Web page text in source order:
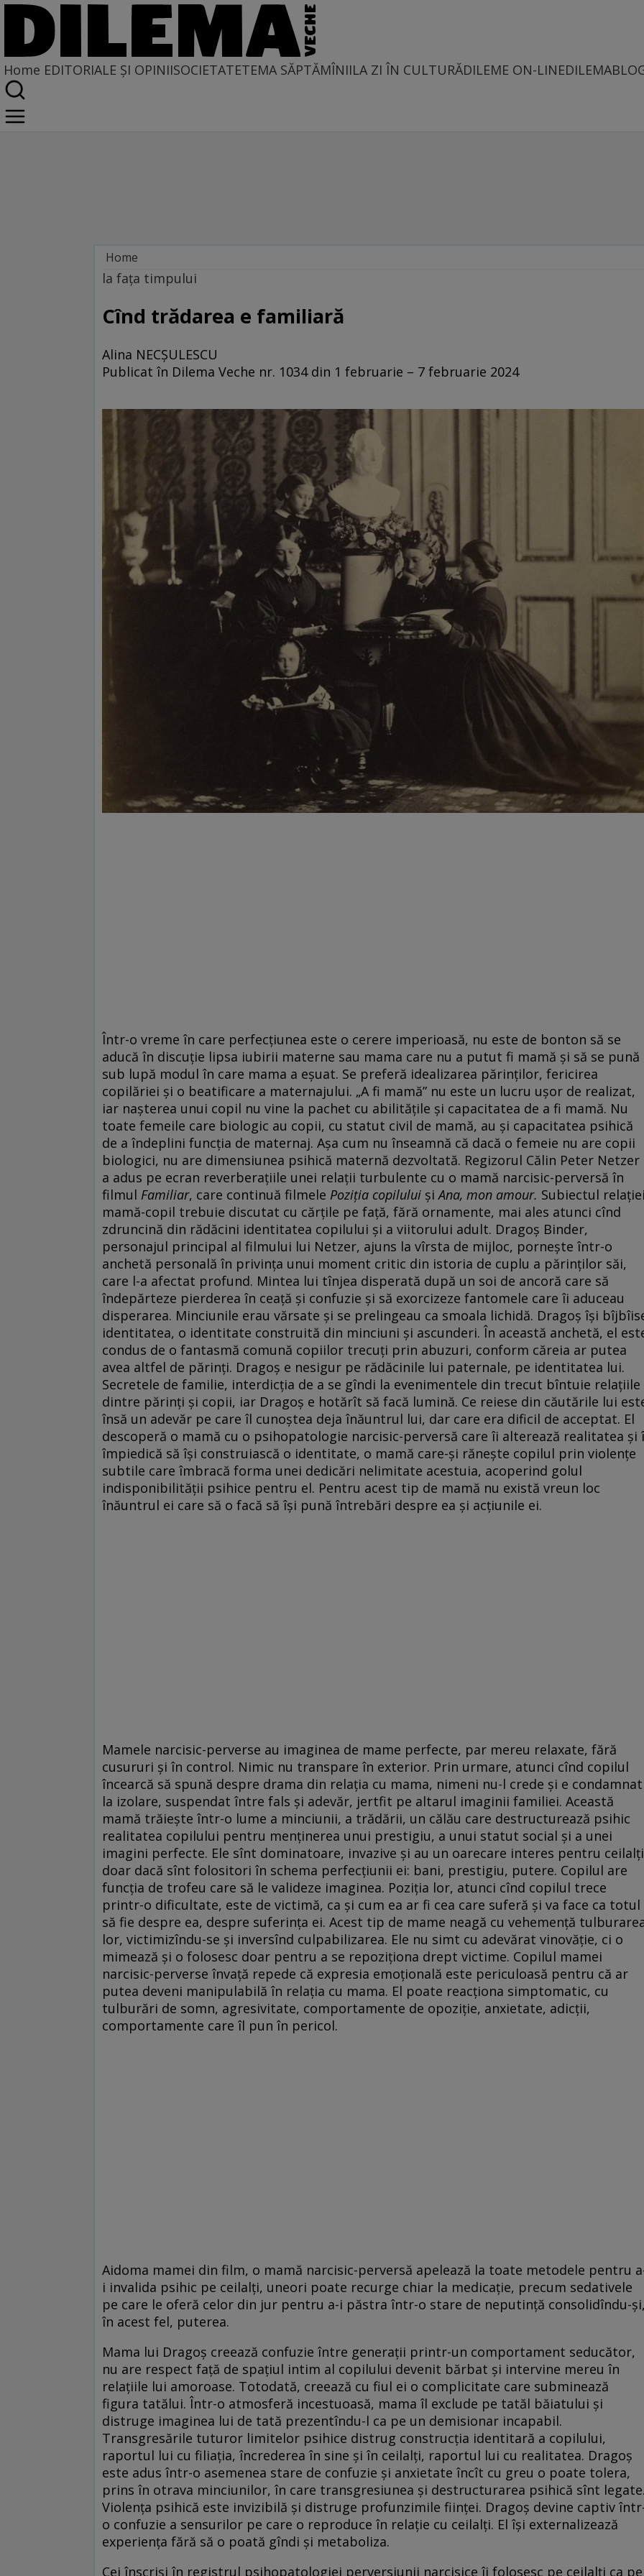
Home EDITORIALE ȘI OPINIISOCIETATETEMA SĂPTĂMÎNIILA ZI ÎN CULTURĂDILEME ON-LINE
Home
La fața timpului
la fața timpului
Cînd trădarea e familiară
Alina NECȘULESCU
Publicat în Dilema Veche nr. 1034 din 1 februarie – 7 februarie 2024
Într-o vreme în care perfecțiunea este o cerere imperioasă, nu este de bonton să se
aducă în discuție lipsa iubirii materne sau mama care nu a putut fi mamă și să se pună
sub lupă modul în care mama a eșuat. Se preferă idealizarea părinților, fericirea
copilăriei și o beatificare a maternajului. „A fi mamă” nu este un lucru ușor de realizat,
iar nașterea unui copil nu vine la pachet cu abilitățile și capacitatea de a fi mamă. Nu
toate femeile care biologic au copii, cu statut civil de mamă, au și capacitatea psihică
de a îndeplini funcția de maternaj. Așa cum nu înseamnă că dacă o femeie nu are copii
biologici, nu are dimensiunea psihică maternă dezvoltată. Regizorul Călin Peter Netzer
a adus pe ecran reverberațiile unei relații turbulente cu o mamă narcisic-perversă în
filmul Familiar, care continuă filmele Poziția copilului șiAna, mon amour. Subiectul
mamă-copil trebuie discutat cu cărțile pe față, fără ornamente, mai ales atunci cînd
zdruncină din rădăcini identitatea copilului și a viitorului adult. Dragoș Binder,
personajul principal al filmului lui Netzer, ajuns la vîrsta de mijloc, pornește într-o
anchetă personală în privința unui moment critic din istoria de cuplu a părinților săi,
care l-a afectat profund. Mintea lui tînjea disperată după un soi de ancoră care să
îndepărteze pierderea în ceață și confuzie și să exorcizeze fantomele care îi aduceau
disperarea. Minciunile erau vărsate și se prelingeau ca smoala lichidă. Dragoș își
identitatea, o identitate construită din minciuni și ascunderi. În această anchetă, el
condus de o fantasmă comună copiilor trecuți prin abuzuri, conform căreia ar putea
avea altfel de părinți. Dragoș e nesigur pe rădăcinile lui paternale, pe identitatea lui.
Secretele de familie, interdicția de a se gîndi la evenimentele din trecut bîntuie relațiile
dintre părinți și copii, iar Dragoș e hotărît să facă lumină. Ce reiese din căutările lui
însă un adevăr pe care îl cunoștea deja înăuntrul lui, dar care era dificil de acceptat. El
descoperă o mamă cu o psihopatologie narcisic-perversă care îi alterează realitatea și
împiedică să își construiască o identitate, o mamă care-și rănește copilul prin violențe
subtile care îmbracă forma unei dedicări nelimitate acestuia, acoperind golul
indisponibilității psihice pentru el. Pentru acest tip de mamă nu există vreun loc
înăuntrul ei care să o facă să își pună întrebări despre ea și acțiunile ei.
Mamele narcisic-perverse au imaginea de mame perfecte, par mereu relaxate, fără
cusururi și în control. Nimic nu transpare în exterior. Prin urmare, atunci cînd copilul
încearcă să spună despre drama din relația cu mama, nimeni nu-l crede și e condamnat
la izolare, suspendat între fals și adevăr, jertfit pe altarul imaginii familiei. Această
mamă trăiește într-o lume a minciunii, a trădării, un călău care destructurează psihic
realitatea copilului pentru menținerea unui prestigiu, a unui statut social și a unei
imagini perfecte. Ele sînt dominatoare, invazive și au un oarecare interes pentru ceilalți
doar dacă sînt folositori în schema perfecțiunii ei: bani, prestigiu, putere. Copilul are
funcția de trofeu care să le valideze imaginea. Poziția lor, atunci cînd copilul trece
printr-o dificultate, este de victimă, ca și cum ea ar fi cea care suferă și va face ca totul
să fie despre ea, despre suferința ei. Acest tip de mame neagă cu vehemență
lor, victimizîndu-se și inversînd culpabilizarea. Ele nu simt cu adevărat vinovăție, ci o
mimează și o folosesc doar pentru a se repoziționa drept victime. Copilul mamei
narcisic-perverse învață repede că expresia emoțională este periculoasă pentru că ar
putea deveni manipulabilă în relația cu mama. El poate reacționa simptomatic, cu
tulburări de somn, agresivitate, comportamente de opoziție, anxietate, adicții,
comportamente care îl pun în pericol.
Aidoma mamei din film, o mamă narcisic-perversă apelează la toate metodele pentru
i invalida psihic pe ceilalți, uneori poate recurge chiar la medicație, precum sedativele
pe care le oferă celor din jur pentru a-i păstra într-o stare de neputință consolidîndu-
în acest fel, puterea.
Mama lui Dragoș creează confuzie între generații printr-un comportament seducător,
nu are respect față de spațiul intim al copilului devenit bărbat și intervine mereu în
relațiile lui amoroase. Totodată, creează cu fiul ei o complicitate care subminează
figura tatălui. Într-o atmosferă incestuoasă, mama îl exclude pe tatăl băiatului și
distruge imaginea lui de tată prezentîndu-l ca pe un demisionar incapabil.
Transgresările tuturor limitelor psihice distrug construcția identitară a copilului,
raportul lui cu filiația, încrederea în sine și în ceilalți, raportul lui cu realitatea. Dragoș
este adus într-o asemenea stare de confuzie și anxietate încît cu greu o poate tolera,
prins în otrava minciunilor, în care transgresiunea și destructurarea psihică sînt
Violența psihică este invizibilă și distruge profunzimile ființei. Dragoș devine captiv
o confuzie a sensurilor pe care o reproduce în relație cu ceilalți. El își externalizează
experiența fără să o poată gîndi și metaboliza.
Cei înscriși în registrul psihopatologiei perversiunii narcisice îi folosesc pe ceilalți ca pe